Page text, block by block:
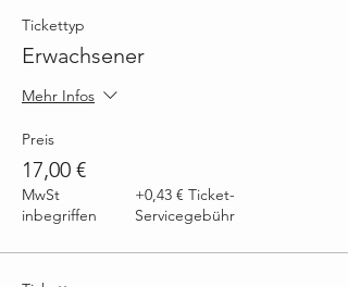
Tickettyp
Erwachsener
Mehr Infos
Preis
17,00 €
MwSt
inbegriffen
+0,43 € Ticket-
Servicegebühr